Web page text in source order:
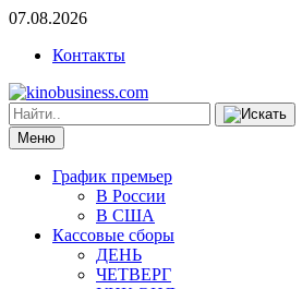
07.08.2026
Контакты
Меню
График премьер
В России
В США
Кассовые сборы
ДЕНЬ
ЧЕТВЕРГ